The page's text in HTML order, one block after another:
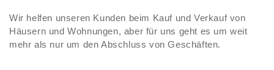
Wir helfen unseren Kunden beim Kauf und Verkauf von
Häusern und Wohnungen, aber für uns geht es um weit
mehr als nur um den Abschluss von Geschäften.